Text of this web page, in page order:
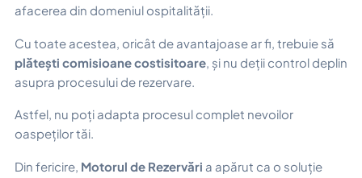
afacerea din domeniul ospitalității.
Cu toate acestea, oricât de avantajoase ar fi, trebuie să
plătești comisioane costisitoare, și nu deții control deplin
asupra procesului de rezervare.
Astfel, nu poți adapta procesul complet nevoilor
oaspeților tăi.
Din fericire, Motorul de Rezervări a apărut ca o soluție